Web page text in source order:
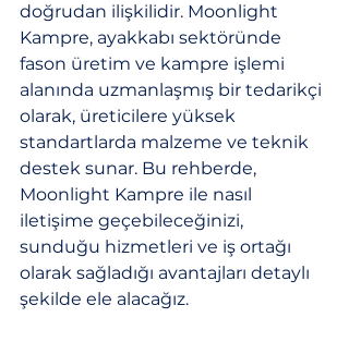
doğrudan ilişkilidir. Moonlight
Kampre, ayakkabı sektöründe
fason üretim ve kampre işlemi
alanında uzmanlaşmış bir tedarikçi
olarak, üreticilere yüksek
standartlarda malzeme ve teknik
destek sunar. Bu rehberde,
Moonlight Kampre ile nasıl
iletişime geçebileceğinizi,
sunduğu hizmetleri ve iş ortağı
olarak sağladığı avantajları detaylı
şekilde ele alacağız.